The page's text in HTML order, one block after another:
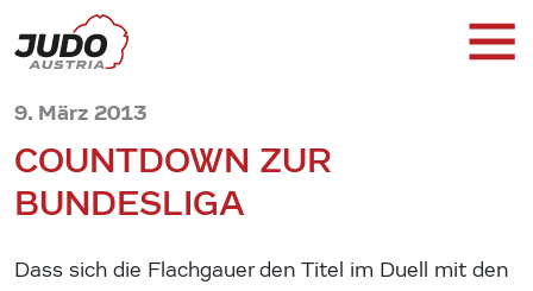
9. März 2013
COUNTDOWN ZUR
BUNDESLIGA
Dass sich die Flachgauer den Titel im Duell mit den